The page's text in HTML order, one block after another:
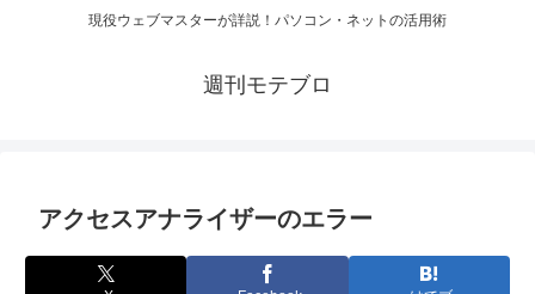
現役ウェブマスターが詳説！パソコン・ネットの活用術
週刊モテブロ
アクセスアナライザーのエラー